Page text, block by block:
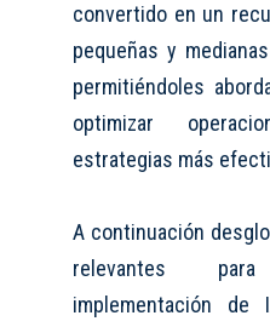
convertido en un
pequeñas y
permitiéndoles
optimizar
estrategias más
A continuación
relevantes
implementación